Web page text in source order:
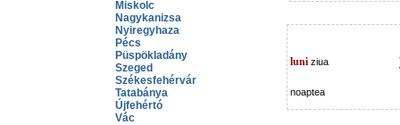
Miskolc
Nagykanizsa
Nyiregyhaza
Pécs
Püspökladány
Szeged
Székesfehérvár
Tatabánya
Újfehértó
Vác
luni ziua
noaptea